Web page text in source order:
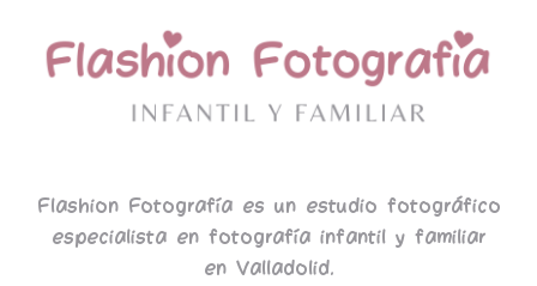
Flashion Fotografía es un estudio fotográfico
especialista en fotografía infantil y familiar
en Valladolid.